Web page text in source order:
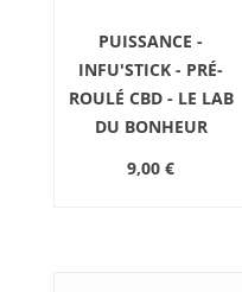
PUISSANCE -
INFU'STICK - PRÉ-
ROULÉ CBD - LE LAB
DU BONHEUR
9,00 €